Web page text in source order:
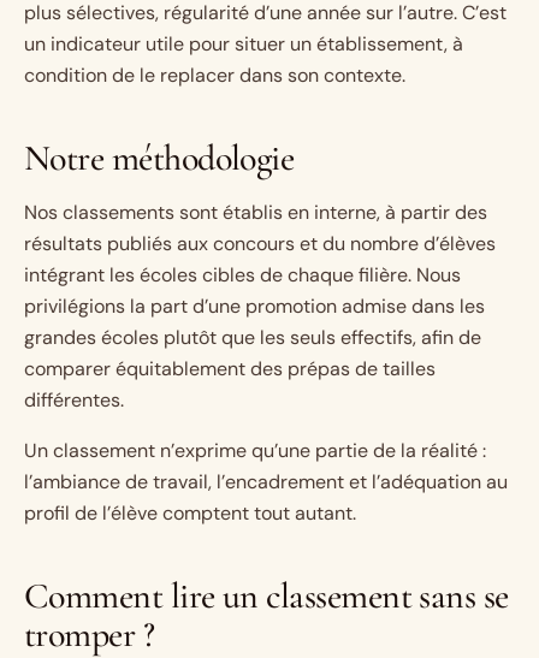
plus sélectives, régularité d’une année sur l’autre. C’est
un indicateur utile pour situer un établissement, à
condition de le replacer dans son contexte.
Notre méthodologie
Nos classements sont établis en interne, à partir des
résultats publiés aux concours et du nombre d’élèves
intégrant les écoles cibles de chaque filière. Nous
privilégions la part d’une promotion admise dans les
grandes écoles plutôt que les seuls effectifs, afin de
comparer équitablement des prépas de tailles
différentes.
Un classement n’exprime qu’une partie de la réalité :
l’ambiance de travail, l’encadrement et l’adéquation au
profil de l’élève comptent tout autant.
Comment lire un classement sans se
tromper ?